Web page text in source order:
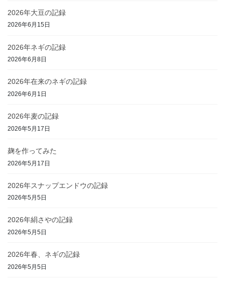
2026年大豆の記録
2026年6月15日
2026年ネギの記録
2026年6月8日
2026年在来のネギの記録
2026年6月1日
2026年麦の記録
2026年5月17日
麹を作ってみた
2026年5月17日
2026年スナップエンドウの記録
2026年5月5日
2026年絹さやの記録
2026年5月5日
2026年春、ネギの記録
2026年5月5日